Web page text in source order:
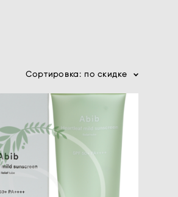
Сортировка: по скидке